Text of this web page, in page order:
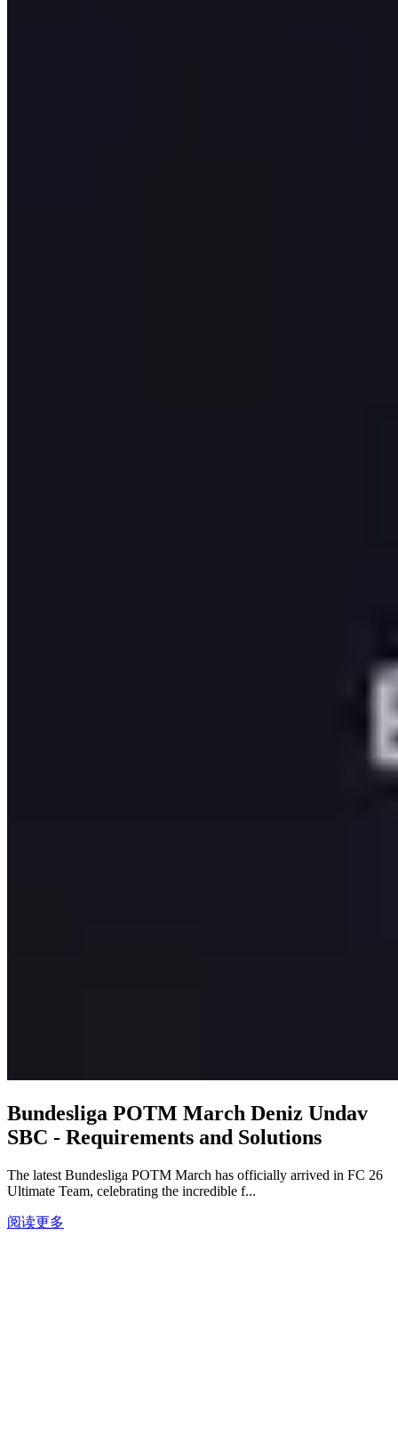
Bundesliga POTM March Deniz Undav
SBC - Requirements and Solutions
The latest Bundesliga POTM March has officially arrived in FC 26
Ultimate Team, celebrating the incredible f...
阅读更多